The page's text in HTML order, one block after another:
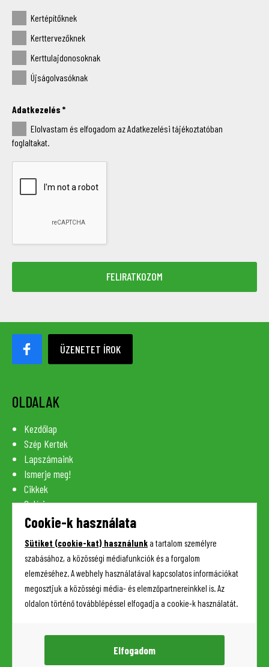
Kertépítőknek
Kerttervezőknek
Kerttulajdonosoknak
Újságolvasóknak
Adatkezelés *
Elolvastam és elfogadom az Adatkezelési tájékoztatóban
foglaltakat.
ÜZENETET ÍROK
OLDALAK
Kezdőlap
Szép Kertek
Lapszámaink
Ismerje meg!
Cikkek
Galéria
Szaknévsor
Kapcsolat
HASZNOS INFORMÁCIÓK
Impresszum
Sütik (cookie-k) kezelése
Cookie-k használata
Sütiket (cookie-kat) használunk a tartalom személyre
szabásához, a közösségi médiafunkciók és a forgalom
elemzéséhez. A webhely használatával kapcsolatos információkat
megosztjuk a közösségi média- és elemzőpartnereinkkel is. Az
oldalon történő továbblépéssel elfogadja a cookie-k használatát.
Elfogadom